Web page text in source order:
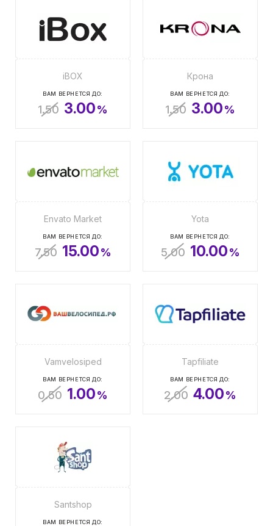
iBOX
ВАМ ВЕРНЕТСЯ ДО:
1.50 3.00%
Крона
ВАМ ВЕРНЕТСЯ ДО:
1.50 3.00%
Envato Market
ВАМ ВЕРНЕТСЯ ДО:
7.50 15.00%
Yota
ВАМ ВЕРНЕТСЯ ДО:
5.00 10.00%
Vamvelosiped
ВАМ ВЕРНЕТСЯ ДО:
0.50 1.00%
Tapfiliate
ВАМ ВЕРНЕТСЯ ДО:
2.00 4.00%
Santshop
ВАМ ВЕРНЕТСЯ ДО: